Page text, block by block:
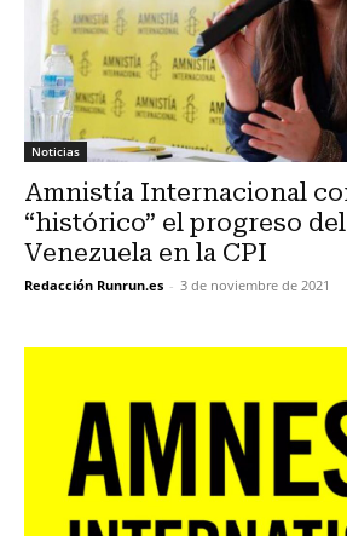
Noticias
Amnistía Internacional
“histórico” el progreso
Venezuela en la CPI
Redacción Runrun.es - 3 de noviembre de 2021